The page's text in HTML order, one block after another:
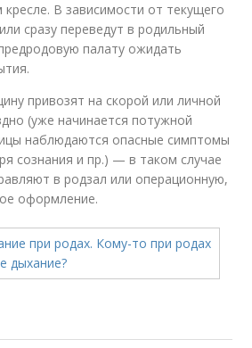
кресле. В зависимости от текущего
сразу переведут в родильный
палату ожидать
привозят на скорой или личной
(уже начинается потужной
наблюдаются опасные симптомы
сознания и пр.) — в таком случае
в родзал или операционную,
оформление.